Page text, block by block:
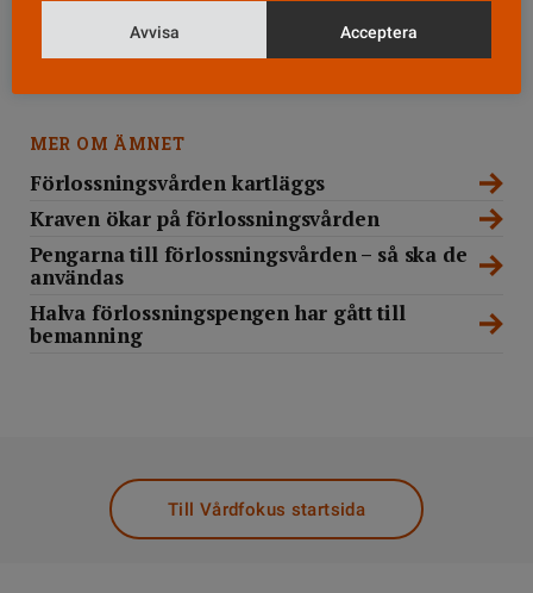
första enkäterna ska skickas ut under våren 2018.
MER OM ÄMNET
Förlossningsvården kartläggs
Kraven ökar på förlossningsvården
Pengarna till förlossningsvården – så ska de
användas
Halva förlossningspengen har gått till
bemanning
Till Vårdfokus startsida
Avvisa Acceptera